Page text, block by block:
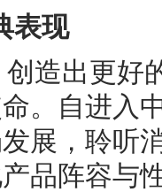
表现
造出更好
。自进入
展，聆听
品阵容与